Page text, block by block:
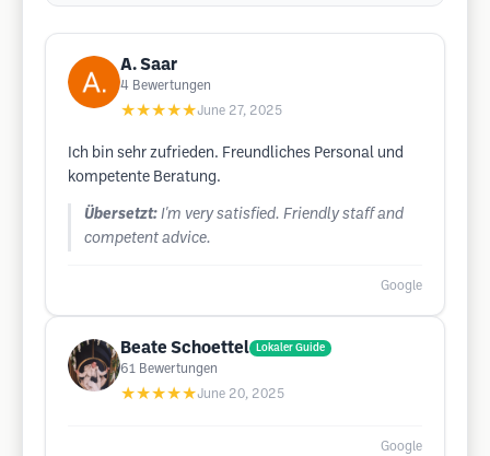
A. Saar
4 Bewertungen
★★★★★June 27, 2025
Ich bin sehr zufrieden. Freundliches Personal und
kompetente Beratung.
Übersetzt: I'm very satisfied. Friendly staff and
competent advice.
Google
Beate Schoettel Lokaler Guide
61 Bewertungen
★★★★★June 20, 2025
Google